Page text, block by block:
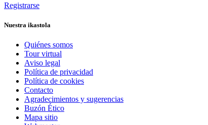
Registrarse
Nuestra ikastola
Quiénes somos
Tour virtual
Aviso legal
Política de privacidad
Política de cookies
Contacto
Agradecimientos y sugerencias
Buzón Ético
Mapa sitio